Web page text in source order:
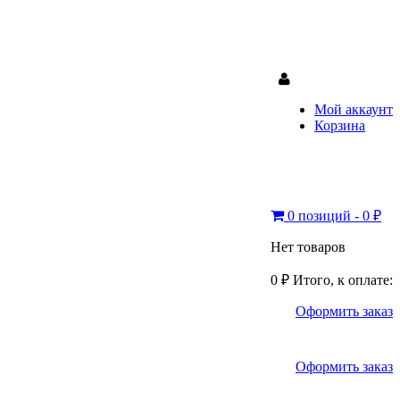
Мой аккаунт
Корзина
0 позиций - 0 ₽
Нет товаров
0 ₽ Итого, к оплате:
Оформить заказ
Оформить заказ